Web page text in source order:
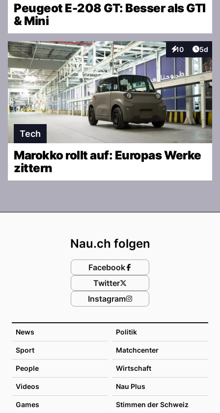
Peugeot E-208 GT: Besser als GTI
& Mini
10
Interaktionen
5d
Tech
Marokko rollt auf: Europas Werke
zittern
News Politik
Sport Matchcenter
People Wirtschaft
Videos Nau Plus
Games Stimmen der Schweiz
Nau.ch folgen
Facebook
Twitter
Instagram